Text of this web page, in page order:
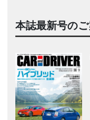
本誌最新号の